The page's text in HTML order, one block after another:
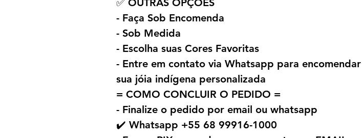
✅ OUTRAS OPÇÕES
- Faça Sob Encomenda
- Sob Medida
- Escolha suas Cores Favoritas
- Entre em contato via Whatsapp para encomendar
sua jóia indígena personalizada
= COMO CONCLUIR O PEDIDO =
- Finalize o pedido por email ou whatsapp
✔️ Whatsapp +55 68 99916-1000